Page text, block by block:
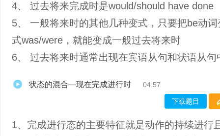
4、 过去将来完成时是would/should have done
5、 一般将来时的其他几种变式，只要把be动
式was/were，就能变成一般过去将来时
6、 过去将来时通常出现在宾语从句和状语从句
状态的混合—现在完成进行时 04:57
下载题目
1、完成进行态的主要特征就是动作的持续进行